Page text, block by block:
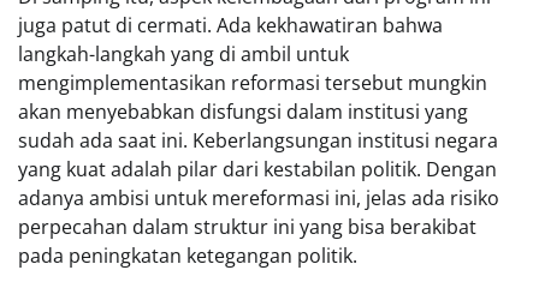
juga patut di cermati. Ada kekhawatiran bahwa
langkah-langkah yang di ambil untuk
mengimplementasikan reformasi tersebut mungkin
akan menyebabkan disfungsi dalam institusi yang
sudah ada saat ini. Keberlangsungan institusi negara
yang kuat adalah pilar dari kestabilan politik. Dengan
adanya ambisi untuk mereformasi ini, jelas ada risiko
perpecahan dalam struktur ini yang bisa berakibat
pada peningkatan ketegangan politik.